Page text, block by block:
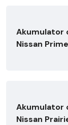
Akumulator
Nissan
Akumulator
Nissan